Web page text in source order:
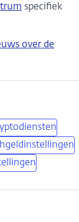
specifiek
over de